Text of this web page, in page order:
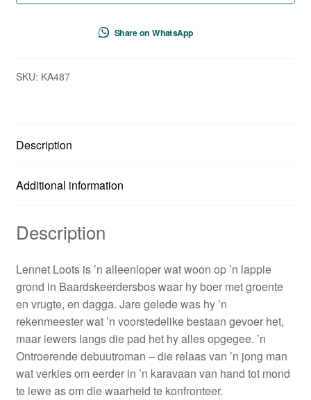
Share on WhatsApp
SKU: KA487
Description
Additional information
Description
Lennet Loots is ’n alleenloper wat woon op ’n lappie
grond in Baardskeerdersbos waar hy boer met groente
en vrugte, en dagga. Jare gelede was hy ’n
rekenmeester wat ’n voorstedelike bestaan gevoer het,
maar iewers langs die pad het hy alles opgegee. ’n
Ontroerende debuutroman – die relaas van ’n jong man
wat verkies om eerder in ’n karavaan van hand tot mond
te lewe as om die waarheid te konfronteer.